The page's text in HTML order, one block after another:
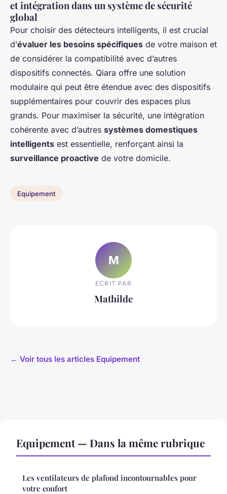
et intégration dans un système de sécurité
global
Pour choisir des détecteurs intelligents, il est crucial
d’évaluer les besoins spécifiques de votre maison et
de considérer la compatibilité avec d’autres
dispositifs connectés. Qiara offre une solution
modulaire qui peut être étendue avec des dispositifs
supplémentaires pour couvrir des espaces plus
grands. Pour maximiser la sécurité, une intégration
cohérente avec d’autres systèmes domestiques
intelligents est essentielle, renforçant ainsi la
surveillance proactive de votre domicile.
Equipement
M
ECRIT PAR
Mathilde
← Voir tous les articles Equipement
Equipement — Dans la même rubrique
Les ventilateurs de plafond incontournables pour
votre confort